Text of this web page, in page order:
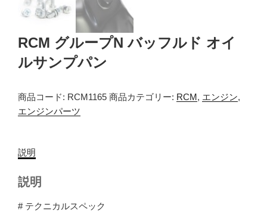
RCM グループN バッフルド オイ
ルサンプパン
商品コード: RCM1165 商品カテゴリー: RCM , エンジン,
エンジンパーツ
説明
説明
# テクニカルスペック